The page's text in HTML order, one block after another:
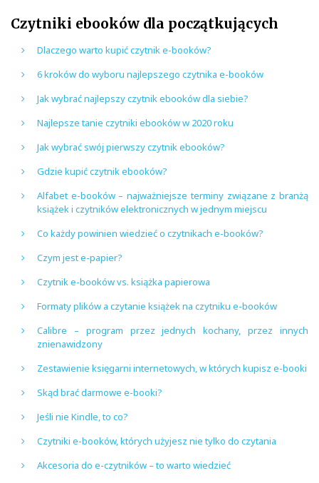
Czytniki ebooków dla początkujących
Dlaczego warto kupić czytnik e-booków?
6 kroków do wyboru najlepszego czytnika e-booków
Jak wybrać najlepszy czytnik ebooków dla siebie?
Najlepsze tanie czytniki ebooków w 2020 roku
Jak wybrać swój pierwszy czytnik ebooków?
Gdzie kupić czytnik ebooków?
Alfabet e-booków – najważniejsze terminy związane z branżą
książek i czytników elektronicznych w jednym miejscu
Co każdy powinien wiedzieć o czytnikach e-booków?
Czym jest e-papier?
Czytnik e-booków vs. książka papierowa
Formaty plików a czytanie książek na czytniku e-booków
Calibre – program przez jednych kochany, przez innych
znienawidzony
Zestawienie księgarni internetowych, w których kupisz e-booki
Skąd brać darmowe e-booki?
Jeśli nie Kindle, to co?
Czytniki e-booków, których użyjesz nie tylko do czytania
Akcesoria do e-czytników – to warto wiedzieć